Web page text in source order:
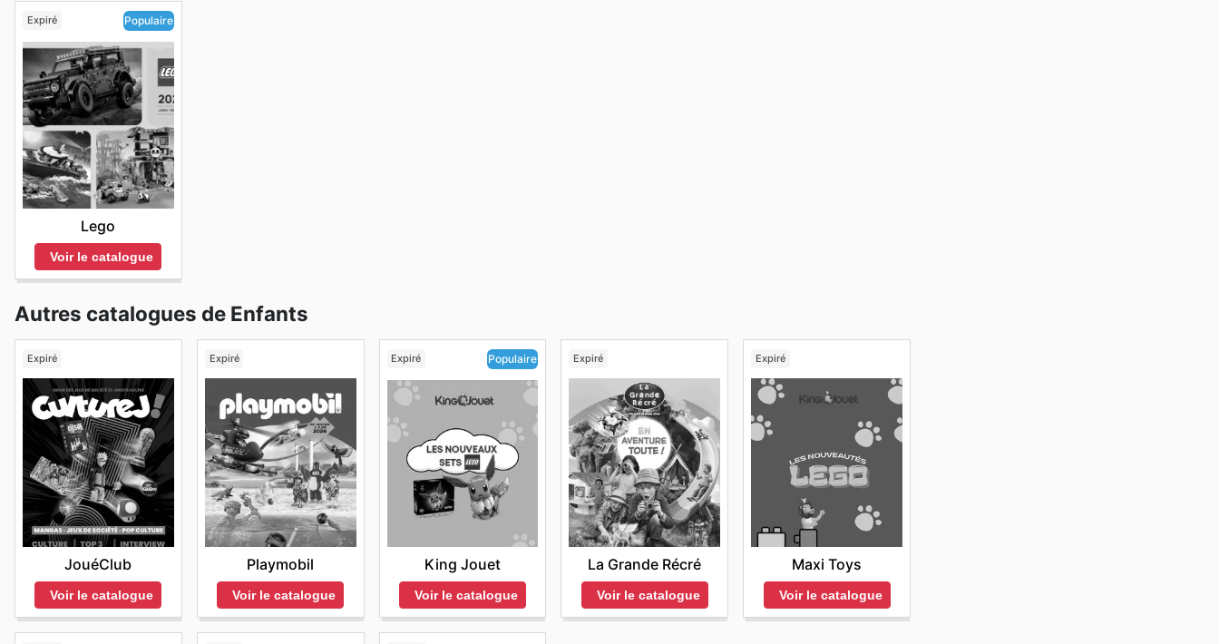
Expiré Populaire
Lego
Voir le catalogue
Autres catalogues de Enfants
Expiré
JouéClub
Voir le catalogue
Expiré
Playmobil
Voir le catalogue
Expiré Populaire
King Jouet
Voir le catalogue
Expiré
La Grande Récré
Voir le catalogue
Expiré
Maxi Toys
Voir le catalogue